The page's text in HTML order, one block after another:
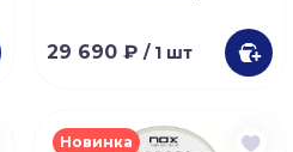
29 690 ₽/ 1 шт
Новинка